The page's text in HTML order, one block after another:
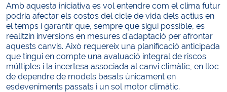
Amb aquesta iniciativa es vol entendre com el clima futur
podria afectar els costos del cicle de vida dels actius en
el temps i garantir que, sempre que sigui possible, es
realitzin inversions en mesures d’adaptació per afrontar
aquests canvis. Això requereix una planificació anticipada
que tingui en compte una avaluació integral de riscos
múltiples i la incertesa associada al canvi climàtic, en lloc
de dependre de models basats únicament en
esdeveniments passats i un sol motor climàtic.